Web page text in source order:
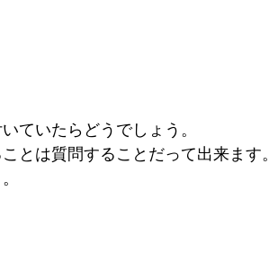
ていたらどうでしょう。
とは質問することだって出来ます。